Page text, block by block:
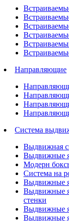
Направляющие
Система
Выдвижная
Выдвижные
Модерн
Система на
Выдвижные
Выдвижные
стенки
Выдвижные
Выдвижные